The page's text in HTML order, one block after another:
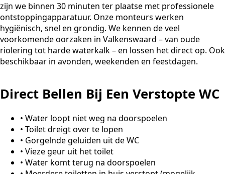
zijn we binnen 30 minuten ter plaatse met professionele
ontstoppingapparatuur. Onze monteurs werken
hygiënisch, snel en grondig. We kennen de veel
voorkomende oorzaken in Valkenswaard – van oude
riolering tot harde waterkalk – en lossen het direct op. Ook
beschikbaar in avonden, weekenden en feestdagen.
Direct Bellen Bij Een Verstopte WC
• Water loopt niet weg na doorspoelen
• Toilet dreigt over te lopen
• Gorgelnde geluiden uit de WC
• Vieze geur uit het toilet
• Water komt terug na doorspoelen